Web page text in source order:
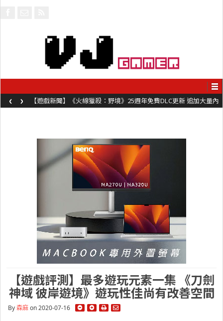
【遊戲新聞】《火線獵殺：野境》25週年免費DLC更新 追加大量內
容同時系舊作限時超平價折扣
‹ ›
【遊戲評測】最多遊玩元素一集 《刀劍
神域 彼岸遊境》遊玩性佳尚有改善空間
By森麻on 2020-07-16